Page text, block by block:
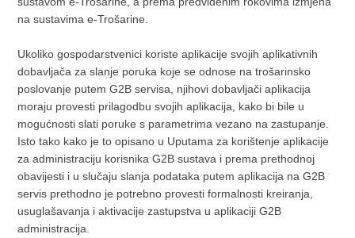
na sustavima e-Trošarine.
Ukoliko gospodarstvenici koriste aplikacije svojih aplikativnih
dobavljača za slanje poruka koje se odnose na trošarinsko
poslovanje putem G2B servisa, njihovi dobavljači aplikacija
moraju provesti prilagodbu svojih aplikacija, kako bi bile u
mogućnosti slati poruke s parametrima vezano na zastupanje.
Isto tako kako je to opisano u Uputama za korištenje aplikacije
za administraciju korisnika G2B sustava i prema prethodnoj
obavijesti i u slučaju slanja podataka putem aplikacija na G2B
servis prethodno je potrebno provesti formalnosti kreiranja,
usuglašavanja i aktivacije zastupstva u aplikaciji G2B
administracija.